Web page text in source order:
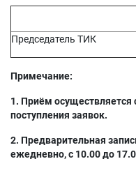
Председатель ТИК
Примечание:
1. Приём осуществляется
поступления заявок.
2. Предварительная
ежедневно, с 10.00 до